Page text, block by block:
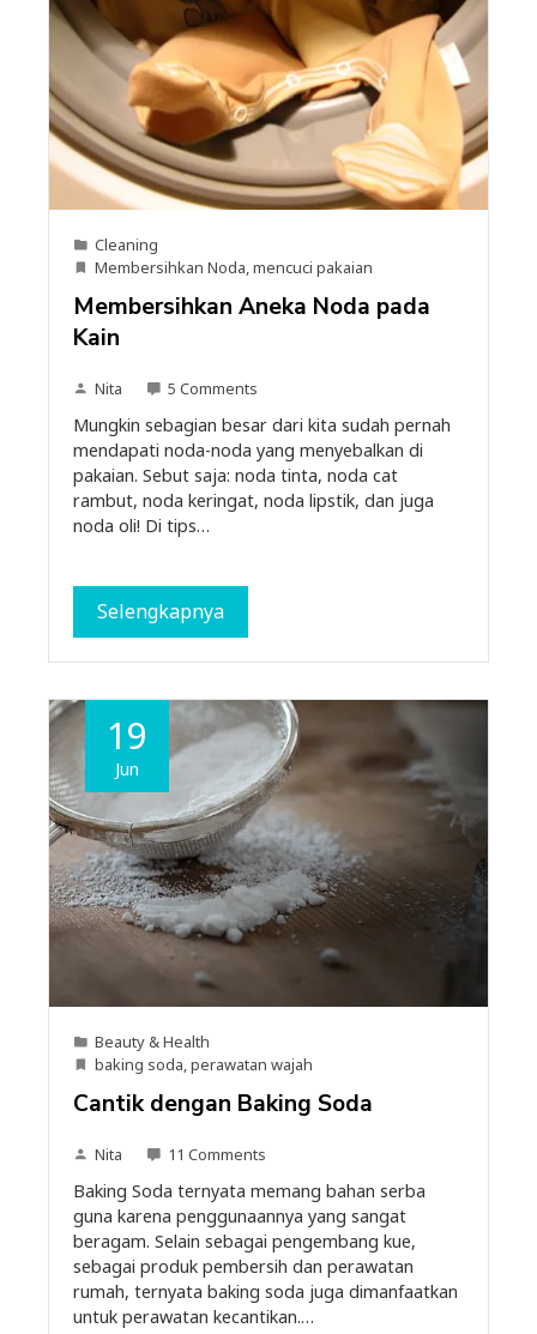
Cleaning
Membersihkan Noda mencuci pakaian
Membersihkan Aneka Noda pada
Kain
Nita 5 Comments
Mungkin sebagian besar dari kita sudah pernah
mendapati noda-noda yang menyebalkan di
pakaian. Sebut saja: noda tinta, noda cat
rambut, noda keringat, noda lipstik, dan juga
noda oli! Di tips…
Selengkapnya
19
Jun
Beauty & Health
baking soda,perawatan wajah
Cantik dengan Baking Soda
Nita 11 Comments
Baking Soda ternyata memang bahan serba
guna karena penggunaannya yang sangat
beragam. Selain sebagai pengembang kue,
sebagai produk pembersih dan perawatan
rumah, ternyata baking soda juga dimanfaatkan
untuk perawatan kecantikan.…